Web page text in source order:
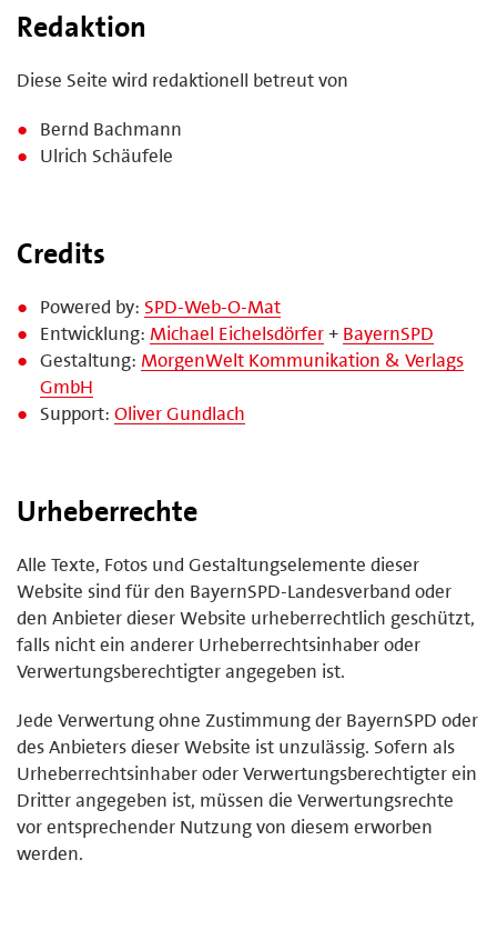
Redaktion
Diese Seite wird redaktionell betreut von
Bernd Bachmann
Ulrich Schäufele
Credits
Powered by: SPD-Web-O-Mat
Entwicklung:Michael Eichelsdörfer+ BayernSPD
Gestaltung:MorgenWelt Kommunikation & Verlags
GmbH
Support:Oliver Gundlach
Urheberrechte
Alle Texte, Fotos und Gestaltungselemente dieser
Website sind für den BayernSPD-Landesverband oder
den Anbieter dieser Website urheberrechtlich geschützt,
falls nicht ein anderer Urheberrechtsinhaber oder
Verwertungsberechtigter angegeben ist.
Jede Verwertung ohne Zustimmung der BayernSPD oder
des Anbieters dieser Website ist unzulässig. Sofern als
Urheberrechtsinhaber oder Verwertungsberechtigter ein
Dritter angegeben ist, müssen die Verwertungsrechte
vor entsprechender Nutzung von diesem erworben
werden.